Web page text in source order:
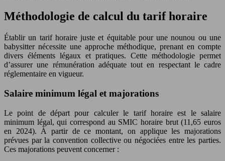
Méthodologie de calcul du tarif horaire
Établir un tarif horaire juste et équitable pour une nounou ou une
babysitter nécessite une approche méthodique, prenant en compte
divers éléments légaux et pratiques. Cette méthodologie permet
d’assurer une rémunération adéquate tout en respectant le cadre
réglementaire en vigueur.
Salaire minimum légal et majorations
Le point de départ pour calculer le tarif horaire est le salaire
minimum légal, qui correspond au SMIC horaire brut (11,65 euros
en 2024). À partir de ce montant, on applique les majorations
prévues par la convention collective ou négociées entre les parties.
Ces majorations peuvent concerner :